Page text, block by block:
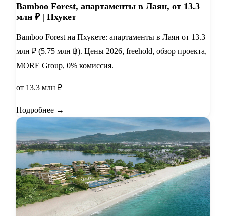
Bamboo Forest, апартаменты в Лаян, от 13.3
млн ₽ | Пхукет
Bamboo Forest на Пхукете: апартаменты в Лаян от 13.3
млн ₽ (5.75 млн ฿). Цены 2026, freehold, обзор проекта,
MORE Group, 0% комиссия.
от 13.3 млн ₽
Подробнее →